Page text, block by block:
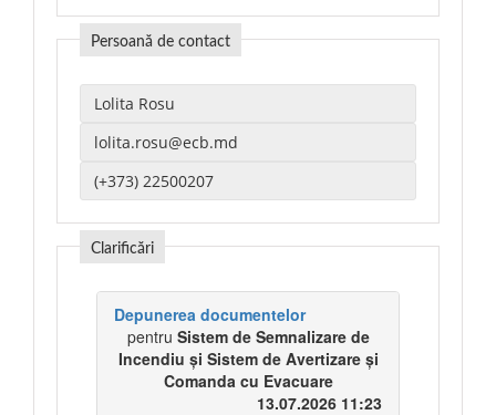
Persoană de contact
Clarificări
Depunerea documentelor
pentru Sistem de Semnalizare de
Incendiu şi Sistem de Avertizare şi
Comanda cu Evacuare
13.07.2026 11:23